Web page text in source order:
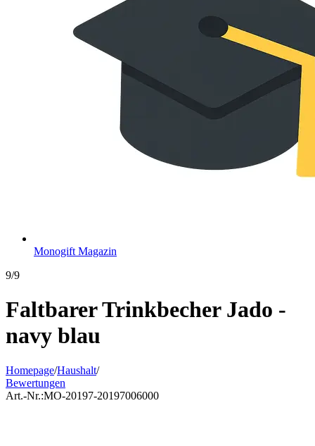
Monogift Magazin
9/9
Faltbarer Trinkbecher Jado -
navy blau
Homepage/Haushalt/
Bewertungen
Art.-Nr.:MO-20197-20197006000